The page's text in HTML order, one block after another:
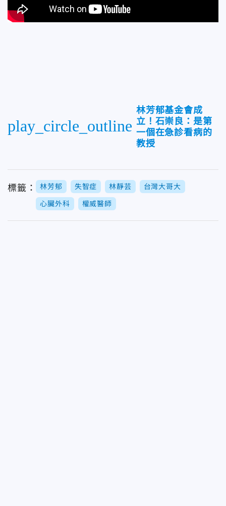
play_circle_outline
林芳郁基金會成
立！石崇良：是第
一個在急診看病的
教授
標籤： 林芳郁 失智症 林靜芸 台灣大哥大
心臟外科 權威醫師